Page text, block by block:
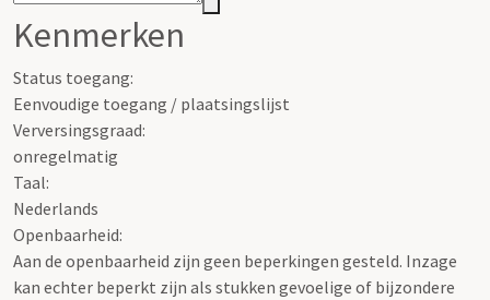
Kenmerken
Status toegang:
Eenvoudige toegang / plaatsingslijst
Verversingsgraad:
onregelmatig
Taal:
Nederlands
Openbaarheid:
Aan de openbaarheid zijn geen beperkingen gesteld. Inzage
kan echter beperkt zijn als stukken gevoelige of bijzondere